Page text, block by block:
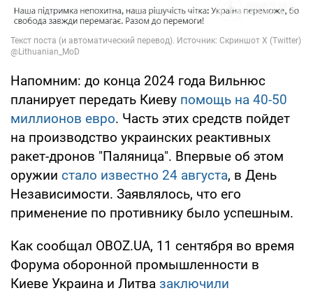
Напомним: до конца 2024 года Вильнюс
планирует передать Киеву помощь на 40-50
миллионов евро. Часть этих средств пойдет
на производство украинских реактивных
ракет-дронов "Паляница". Впервые об этом
оружии стало известно 24 августа, в День
Независимости. Заявлялось, что его
применение по противнику было успешным.
Как сообщал OBOZ.UA, 11 сентября во время
Форума оборонной промышленности в
Киеве Украина и Литва заключили